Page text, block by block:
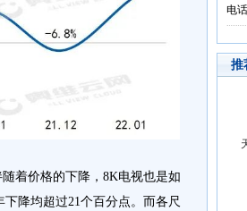
着价格的下降，8K电视也是如
下降均超过21个百分点。而各尺
电
推